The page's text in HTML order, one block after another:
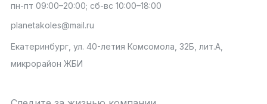
пн-пт 09:00–20:00; сб-вс 10:00–18:00
planetakoles@mail.ru
Екатеринбург, ул. 40-летия Комсомола, 32Б, лит.А,
микрорайон ЖБИ